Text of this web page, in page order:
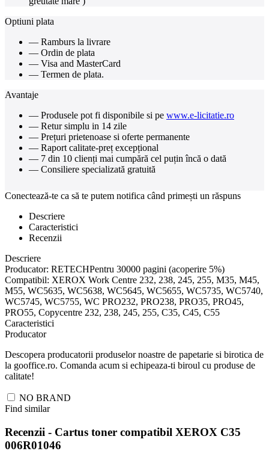
Optiuni plata
— Ramburs la livrare
— Ordin de plata
— Visa and MasterCard
— Termen de plata.
Avantaje
— Produsele pot fi disponibile si pe www.e-licitatie.ro
— Retur simplu in 14 zile
— Prețuri prietenoase si oferte permanente
— Raport calitate-preț excepțional
— 7 din 10 clienți mai cumpără cel puțin încă o dată
— Consiliere specializată gratuită
Conectează-te ca să te putem notifica când primești un răspuns
Descriere
Caracteristici
Recenzii
Descriere
Producator: RETECHPentru 30000 pagini (acoperire 5%)
Compatibil: XEROX Work Centre 232, 238, 245, 255, M35, M45,
M55, WC5635, WC5638, WC5645, WC5655, WC5735, WC5740,
WC5745, WC5755, WC PRO232, PRO238, PRO35, PRO45,
PRO55, Copycentre 232, 238, 245, 255, C35, C45, C55
Caracteristici
Producator
Descopera producatorii produselor noastre de papetarie si birotica de
la gooffice.ro. Comanda acum si echipeaza-ti biroul cu produse de
calitate!
NO BRAND
Find similar
Recenzii - Cartus toner compatibil XEROX C35
006R01046